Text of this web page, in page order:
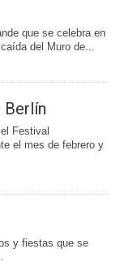
que se celebra en
del Muro de...
Berlín
Festival
el mes de febrero y
y fiestas que se